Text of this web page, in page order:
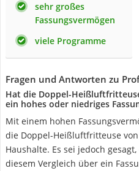
sehr großes
Fassungsvermögen
viele Programme
Fragen und Antworten zu
Hat die Doppel-
ein hohes oder niedriges
Mit einem hohen
die Doppel-Heißluftfritteuse
Haushalte. Es sei jedoch
diesem Vergleich über ein